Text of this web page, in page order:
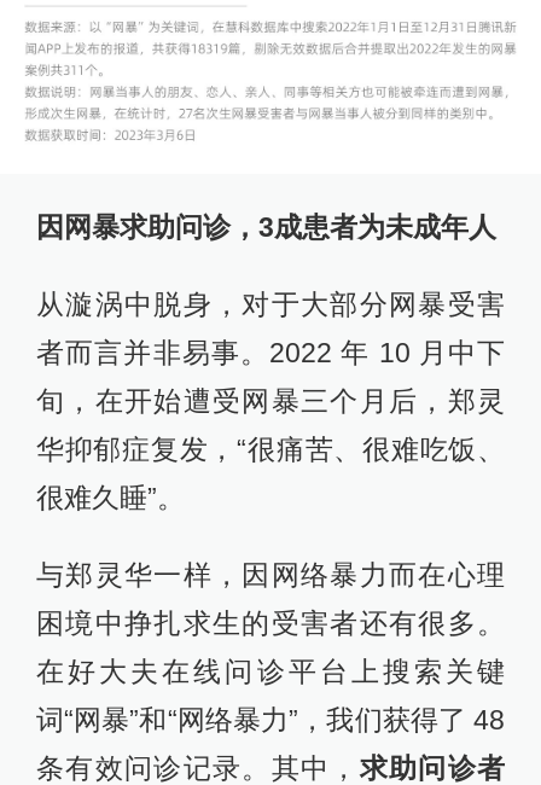
因网暴求助问诊，3成患者为未成年人
从漩涡中脱身，对于大部分网暴受害
者而言并非易事。2022 年 10 月中下
旬，在开始遭受网暴三个月后，郑灵
华抑郁症复发，“很痛苦、很难吃饭、
很难久睡”。
与郑灵华一样，因网络暴力而在心理
困境中挣扎求生的受害者还有很多。
在好大夫在线问诊平台上搜索关键
词“网暴”和“网络暴力”，我们获得了 48
条有效问诊记录。其中，求助问诊者